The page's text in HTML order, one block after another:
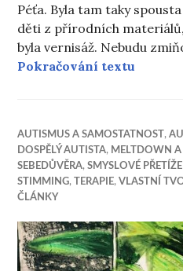
Péťa. Byla tam taky
děti z přírodních
byla vernisáž. Nebudu
Pokračování textu
AUTISMUS A SAMOSTATNOST,
DOSPĚLÝ AUTISTA, MELTDOWN
SEBEDŮVĚRA,SMYSLOVÉ
STIMMING,TERAPIE,VLASTNÍ
ČLÁNKY